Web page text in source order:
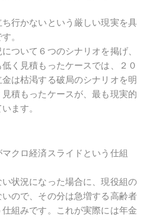
行かないという厳しい現実を具
。
ついて６つのシナリオを掲げ、
く見積もったケースでは、２０
は枯渇する破局のシナリオを明
積もったケースが、最も現実的
ます。
クロ経済スライドという仕組
状況になった場合に、現役組の
ので、その分は急増する高齢者
組みです。これが実際には年金